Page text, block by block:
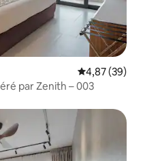
Évaluation
4,87 (39)
par Zenith – 003